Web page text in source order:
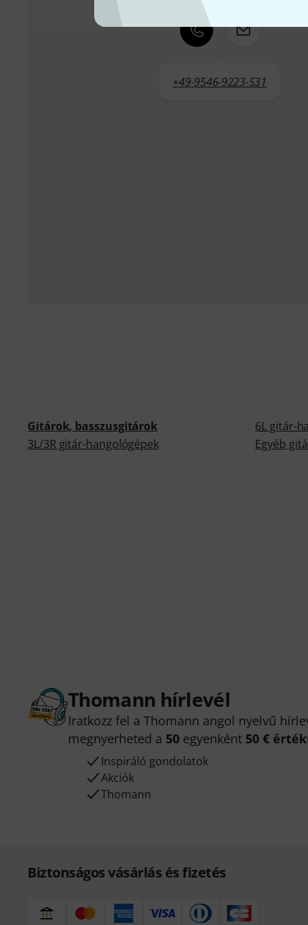
+49-9546-9223-531
Gitárok, basszusgitárok
3L/3R gitár-hangológépek
6L gitár-
Egyéb
Thomann hírlevél
Iratkozz fel a Thomann angol nyelvű
megnyerheted a 50 egyenként 50 €
Inspiráló gondolatok
Akciók
Thomann
Biztonságos vásárlás és fizetés